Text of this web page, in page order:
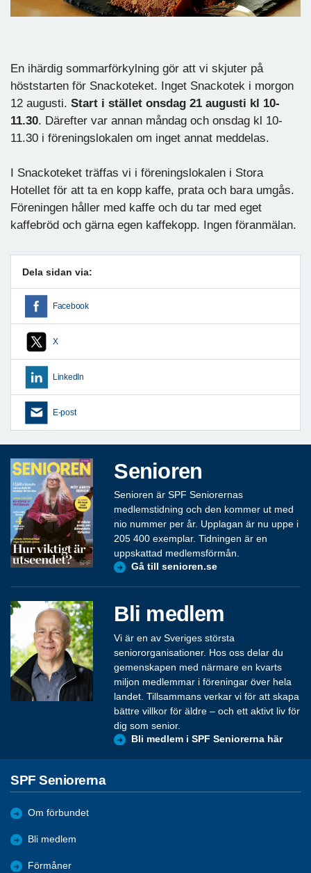
En ihärdig sommarförkylning gör att vi skjuter på
höststarten för Snackoteket. Inget Snackotek i morgon
12 augusti. Start i stället onsdag 21 augusti kl 10-
11.30. Därefter var annan måndag och onsdag kl 10-
11.30 i föreningslokalen om inget annat meddelas.
I Snackoteket träffas vi i föreningslokalen i Stora
Hotellet för att ta en kopp kaffe, prata och bara umgås.
Föreningen håller med kaffe och du tar med eget
kaffebröd och gärna egen kaffekopp. Ingen föranmälan.
Dela sidan via:
Facebook
X
LinkedIn
E-post
Senioren
Senioren är SPF Seniorernas
medlemstidning och den kommer ut med
nio nummer per år. Upplagan är nu uppe i
205 400 exemplar. Tidningen är en
uppskattad medlemsförmån.
Gå till senioren.se
Bli medlem
Vi är en av Sveriges största
seniororganisationer. Hos oss delar du
gemenskapen med närmare en kvarts
miljon medlemmar i föreningar över hela
landet. Tillsammans verkar vi för att skapa
bättre villkor för äldre – och ett aktivt liv för
dig som senior.
Bli medlem i SPF Seniorerna här
SPF Seniorerna
Om förbundet
Bli medlem
Förmåner